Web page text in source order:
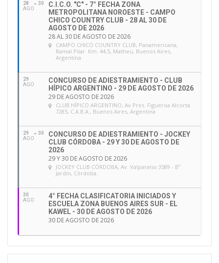
28
AGO
30
C.I.C.O. "C" - 7° FECHA ZONA
METROPOLITANA NOROESTE - CAMPO
CHICO COUNTRY CLUB - 28 AL 30 DE
AGOSTO DE 2026
28 AL 30 DE AGOSTO DE 2026
CAMPO CHICO COUNTRY CLUB, Panamericana,
Ramal Pilar. Km. 44,5, Matheu, Buenos Aires,
Argentina
29
AGO
CONCURSO DE ADIESTRAMIENTO - CLUB
HÍPICO ARGENTINO - 29 DE AGOSTO DE 2026
29 DE AGOSTO DE 2026
CLUB HÍPICO ARGENTINO, Av Pres. Figueroa Alcorta
7285, C.A.B.A., Buenos Aires, Argentina
29
AGO
30
CONCURSO DE ADIESTRAMIENTO - JOCKEY
CLUB CÓRDOBA - 29 Y 30 DE AGOSTO DE
2026
29 Y 30 DE AGOSTO DE 2026
JOCKEY CLUB CÓRDOBA, Av. Valparaíso 3589 - Bº
Jardín, Córdoba.
30
AGO
4° FECHA CLASIFICATORIA INICIADOS Y
ESCUELA ZONA BUENOS AIRES SUR - EL
KAWEL - 30 DE AGOSTO DE 2026
30 DE AGOSTO DE 2026